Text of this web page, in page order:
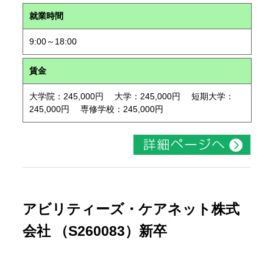
就業時間
9:00～18:00
賃金
大学院：245,000円 大学：245,000円 短期大学：
245,000円 専修学校：245,000円
アビリティーズ・ケアネット株式
会社 （S260083）新卒